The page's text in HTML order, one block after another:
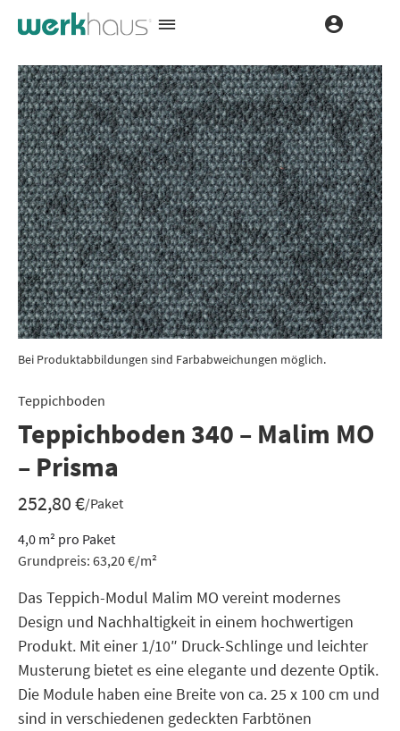
Bei Produktabbildungen sind Farbabweichungen möglich.
Teppichboden
Teppichboden 340 – Malim MO
– Prisma
252,80€/Paket
4,0 m² pro Paket
Grundpreis: 63,20€/m²
Das Teppich-Modul Malim MO vereint modernes
Design und Nachhaltigkeit in einem hochwertigen
Produkt. Mit einer 1/10″ Druck-Schlinge und leichter
Musterung bietet es eine elegante und dezente Optik.
Die Module haben eine Breite von ca. 25 x 100 cm und
sind in verschiedenen gedeckten Farbtönen